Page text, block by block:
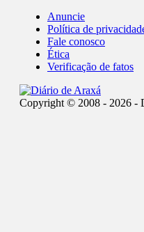
Anuncie
Política de
Fale conosco
Ética
Verificação de fatos
Copyright © 2008 - 2026 -